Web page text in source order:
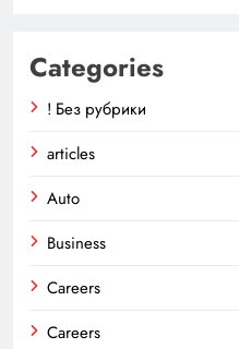
Categories
! Без рубрики
articles
Auto
Business
Careers
Careers